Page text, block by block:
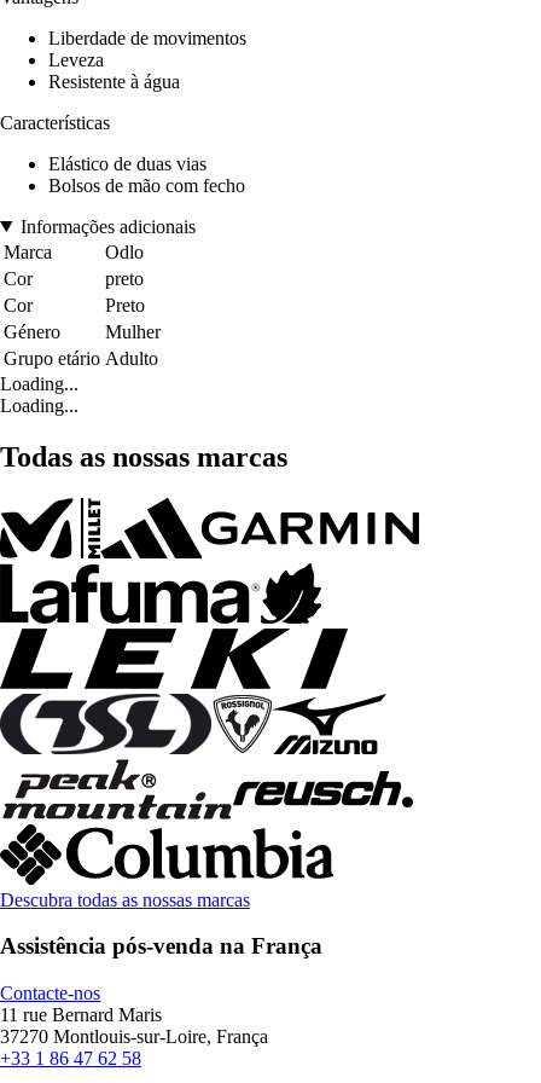
Liberdade de movimentos
Leveza
Resistente à água
Características
Elástico de duas vias
Bolsos de mão com fecho
Informações adicionais
Marca
Odlo
Cor
preto
Cor
Preto
Género
Mulher
Grupo etário Adulto
Loading...
Loading...
Todas as nossas marcas
Descubra todas as nossas marcas
Assistência pós-venda na França
Contacte-nos
11 rue Bernard Maris
37270 Montlouis-sur-Loire, França
+33 1 86 47 62 58